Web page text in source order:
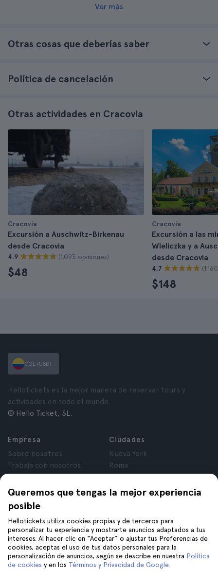
Ver más
Otras cosas que deberías saber
Política de cancelación
Otras actividades en Cracovia
Cracovia
Excursión a Auschwitz-Birkenau
desde Cracovia
4.9 (1.093 opiniones)
$48
Cracovia
Excursión a las
Wieliczka y a
desde Cracovia
4.7
$148
Queremos que tengas la mejor experiencia
posible
Hellotickets utiliza cookies propias y de terceros para
personalizar tu experiencia y mostrarte anuncios adaptados a tus
intereses. Al hacer clic en “Aceptar” o ajustar tus Preferencias de
cookies, aceptas el uso de tus datos personales para la
personalización de anuncios, según se describe en nuestra Política
de cookies y en los Términos y Privacidad de Google.
COL (USD)
Hellotickets es la mejor manera de reservar tours y
actividades en todo el mundo.
© Hello Ticket, SL.
Empresa
Sobre nosotros
Trabaja con nosotros
Opiniones
Privacidad
Términos y Condiciones
Aviso Legal
Cookies
Ciudades
Nueva York
Roma
Londres
Granada
Tenerife
Ayuda
Síguenos en